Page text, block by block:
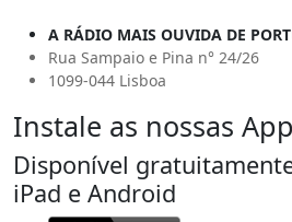
A RÁDIO MAIS OUVIDA DE
Rua Sampaio e Pina n° 24/26
1099-044 Lisboa
Instale as nossas
Disponível
iPad e Android